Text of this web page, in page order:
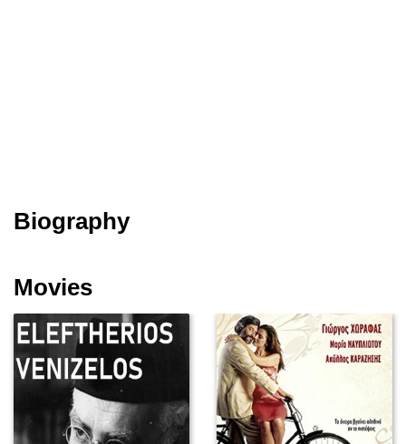
Biography
Movies